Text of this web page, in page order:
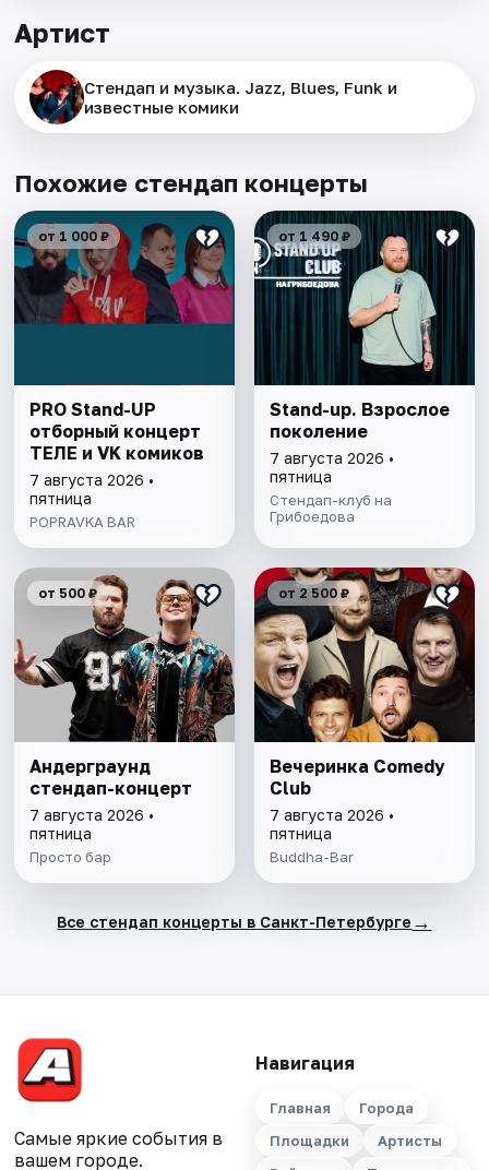
Артист
Стендап и музыка. Jazz, Blues, Funk и
известные комики
Похожие стендап концерты
от 1 000 ₽
PRO Stand-UP
отборный концерт
ТЕЛЕ и VK комиков
7 августа 2026 •
пятница
POPRAVKA BAR
от 1 490 ₽
Stand-up. Взрослое
поколение
7 августа 2026 •
пятница
Стендап-клуб на
Грибоедова
от 500 ₽
Андерграунд
стендап-концерт
7 августа 2026 •
пятница
Просто бар
от 2 500 ₽
Вечеринка Comedy
Club
7 августа 2026 •
пятница
Buddha-Bar
Все стендап концерты в Санкт-Петербурге →
Самые яркие события в
вашем городе.
Навигация
Главная
Города
Площадки
Артисты